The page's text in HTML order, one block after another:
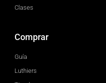
Clases
Comprar
Guía
Luthiers